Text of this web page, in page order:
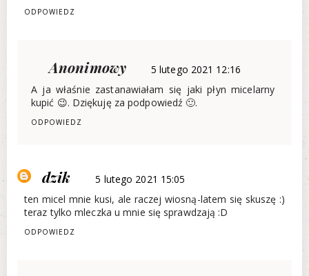
ODPOWIEDZ
Anonimowy
5 lutego 2021 12:16
A ja właśnie zastanawiałam się jaki płyn micelarny
kupić 😉. Dziękuję za podpowiedź 🙂.
ODPOWIEDZ
dzik
5 lutego 2021 15:05
ten micel mnie kusi, ale raczej wiosną-latem się skuszę :)
teraz tylko mleczka u mnie się sprawdzają :D
ODPOWIEDZ